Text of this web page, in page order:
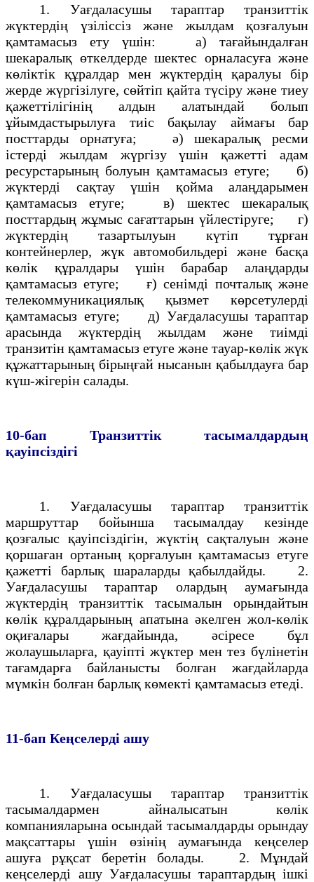
1. Уағдаласушы тараптар транзиттiк
жүктердің үзiлiссiз және жылдам қозғалуын
қамтамасыз ету үшiн: а) тағайындалған
шекаралық өткелдерде шектес орналасуға және
көлiктiк құралдар мен жүктердің қаралуы бiр
жерде жүргiзiлуге, сөйтіп қайта түсiру және тиеу
қажеттiлiгінің алдын алатындай болып
ұйымдастырылуға тиiс бақылау аймағы бар
посттарды орнатуға; ә) шекаралық ресми
iстердi жылдам жүргiзу үшiн қажеттi адам
ресурстарының болуын қамтамасыз етуге; б)
жүктердi сақтау үшiн қойма алаңдарымен
қамтамасыз етуге; в) шектес шекаралық
посттардың жұмыс сағаттарын үйлестiруге; г)
жүктердің тазартылуын күтіп тұрған
контейнерлер, жүк автомобильдерi және басқа
көлiк құралдары үшiн барабар алаңдарды
қамтамасыз етуге; ғ) ceнімдi почталық және
телекоммуникациялық қызмет көрсетулердi
қамтамасыз етуге; д) Уағдаласушы тараптар
арасында жүктердiң жылдам және тиiмдi
транзитiн қамтамасыз етуге және тауар-көлiк жүк
құжаттарының бiрыңғай нысанын қабылдауға бар
күш-жiгерiн салады.
10-бап
Транзиттiк тасымалдардың
қауiпсiздiгi
1. Уағдаласушы тараптар транзиттік
маршруттар бойынша тасымалдау кезінде
қозғалыс қауiпсiздiгiн, жүктің сақталуын және
қоршаған ортаның қорғалуын қамтамасыз етуге
қажеттi барлық шараларды қабылдайды. 2.
Уағдаласушы тараптар олардың аумағында
жүктердің транзиттiк тасымалын орындайтын
көлiк құралдарының апатына әкелген жол-көлiк
оқиғалары жағдайында, әсiресе бұл
жолаушыларға, қауiптi жүктер мен тез бүлiнетiн
тағамдарға байланысты болған жағдайларда
мүмкін болған барлық көмектi қамтамасыз етедi.
11-бап Кеңселердi ашу
1. Уағдаласушы тараптар транзиттiк
тасымалдармен айналысатын көлiк
компанияларына осындай тасымалдарды орындау
мақсаттары үшiн өзiнің аумағында кеңселер
ашуға рұқсат беретiн болады. 2. Мұндай
кеңселердi ашу Уағдаласушы тараптардың iшкi